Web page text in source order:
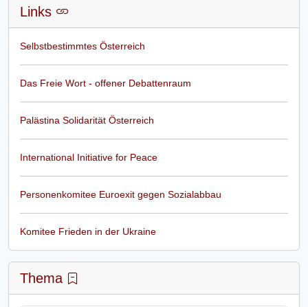
Links
Selbstbestimmtes Österreich
Das Freie Wort - offener Debattenraum
Palästina Solidarität Österreich
International Initiative for Peace
Personenkomitee Euroexit gegen Sozialabbau
Komitee Frieden in der Ukraine
Thema